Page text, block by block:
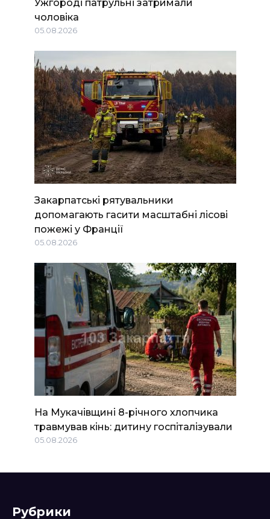
Ужгороді патрульні затримали
чоловіка
05.08.2026
Закарпатські рятувальники
допомагають гасити масштабні лісові
пожежі у Франції
05.08.2026
На Мукачівщині 8-річного хлопчика
травмував кінь: дитину госпіталізували
05.08.2026
Рубрики